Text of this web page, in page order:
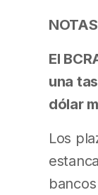
El
una
dólar
Los